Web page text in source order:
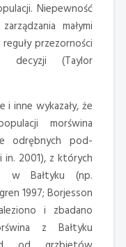
Niepewność
małymi
przezorności
decyzji (Taylor
i inne wykazały, że
morświna
odrębnych pod-
2001), z których
w Bałtyku (np.
1997; Borjesson
i zbadano
z Bałtyku